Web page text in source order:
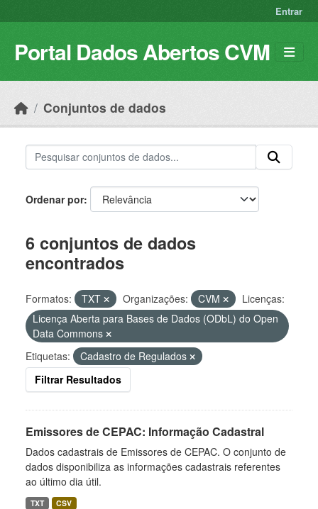
Entrar
Portal Dados Abertos CVM
Conjuntos de dados
Ordenar por
6 conjuntos de dados
encontrados
Formatos: TXT Organizações: CVM
Licenças:
Licença Aberta para Bases de Dados (ODbL) do Open
Data Commons
Etiquetas:
Cadastro de Regulados
Filtrar Resultados
Emissores de CEPAC: Informação Cadastral
Dados cadastrais de Emissores de CEPAC. O conjunto de
dados disponibiliza as informações cadastrais referentes
ao último dia útil.
TXT CSV